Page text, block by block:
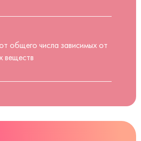
общего числа зависимых от
веществ